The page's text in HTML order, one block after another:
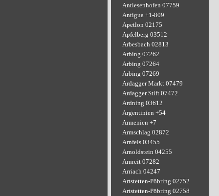
Antiesenhofen 07759
Antigua +1-809
Apetlon 02175
Apfelberg 03512
Arbesbach 02813
Arbing 07262
Arbing 07264
Arbing 07269
Ardagger Markt 07479
Ardagger Stift 07472
Ardning 03612
Argentinien +54
Armenien +7
Armschlag 02872
Arnfels 03455
Arnoldstein 04255
Arnreit 07282
Arriach 04247
Artstetten-Pöbring 02752
Artstetten-Pöbring 02758